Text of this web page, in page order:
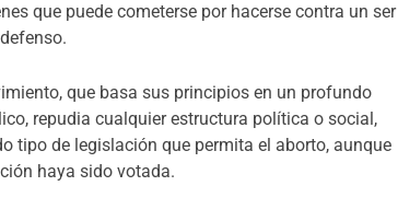
que puede cometerse por hacerse contra un ser
que basa sus principios en un profundo
repudia cualquier estructura política o social,
tipo de legislación que permita el aborto, aunque
haya sido votada.